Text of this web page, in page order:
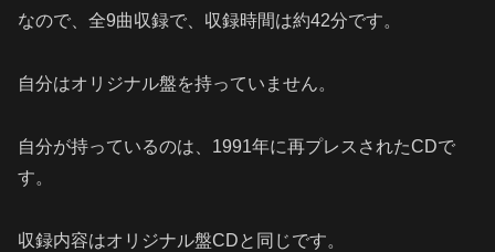
なので、全9曲収録で、収録時間は約42分です。
自分はオリジナル盤を持っていません。
自分が持っているのは、1991年に再プレスされたCDで
す。
収録内容はオリジナル盤CDと同じです。